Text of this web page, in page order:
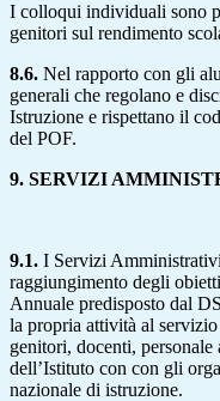
I colloqui individuali sono
genitori sul rendimento
8.6. Nel rapporto con gli
generali che regolano e
Istruzione e rispettano il
del POF.
9. SERVIZI
9.1. I Servizi
raggiungimento degli
Annuale predisposto dal
la propria attività al
genitori, docenti,
dell’Istituto con con gli
nazionale di istruzione.